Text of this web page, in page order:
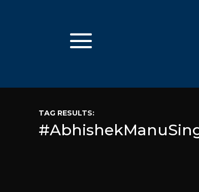
TAG RESULTS: